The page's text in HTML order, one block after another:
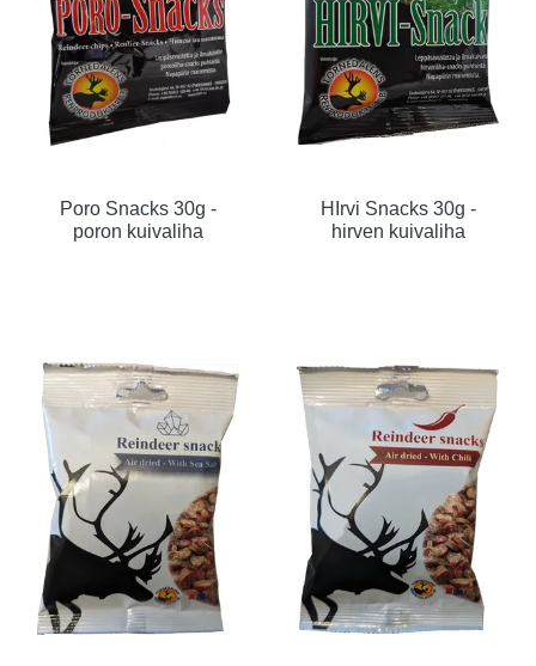
Poro Snacks 30g -
poron kuivaliha
HIrvi Snacks 30g -
hirven kuivaliha